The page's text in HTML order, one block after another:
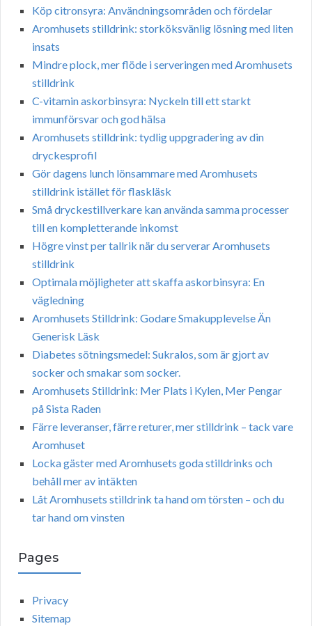
Köp citronsyra: Användningsområden och fördelar
Aromhusets stilldrink: storköksvänlig lösning med liten
insats
Mindre plock, mer flöde i serveringen med Aromhusets
stilldrink
C-vitamin askorbinsyra: Nyckeln till ett starkt
immunförsvar och god hälsa
Aromhusets stilldrink: tydlig uppgradering av din
dryckesprofil
Gör dagens lunch lönsammare med Aromhusets
stilldrink istället för flaskläsk
Små dryckestillverkare kan använda samma processer
till en kompletterande inkomst
Högre vinst per tallrik när du serverar Aromhusets
stilldrink
Optimala möjligheter att skaffa askorbinsyra: En
vägledning
Aromhusets Stilldrink: Godare Smakupplevelse Än
Generisk Läsk
Diabetes sötningsmedel: Sukralos, som är gjort av
socker och smakar som socker.
Aromhusets Stilldrink: Mer Plats i Kylen, Mer Pengar
på Sista Raden
Färre leveranser, färre returer, mer stilldrink – tack vare
Aromhuset
Locka gäster med Aromhusets goda stilldrinks och
behåll mer av intäkten
Låt Aromhusets stilldrink ta hand om törsten – och du
tar hand om vinsten
Pages
Privacy
Sitemap